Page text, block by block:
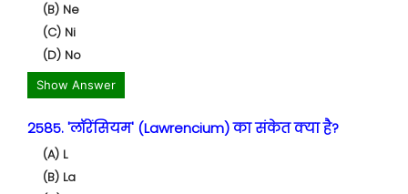
(B) Ne
(C) Ni
(D) No
Show Answer
2585. 'लॉरेंसियम' (Lawrencium) का संकेत क्या है?
(A) L
(B) La